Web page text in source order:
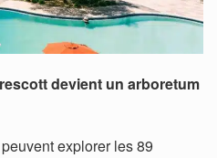
devient un arboretum
explorer les 89